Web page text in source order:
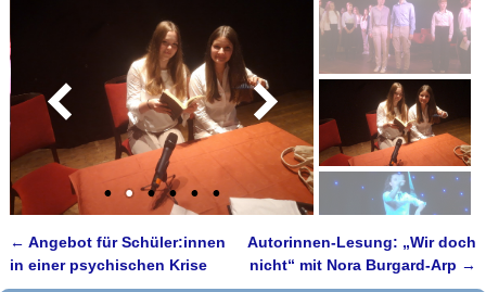
Artikelnavigation
← Angebot für Schüler:innen
in einer psychischen Krise
Autorinnen-Lesung: „Wir doch
nicht“ mit Nora Burgard-Arp →